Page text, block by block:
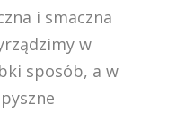
i smaczna
w
sposób, a w